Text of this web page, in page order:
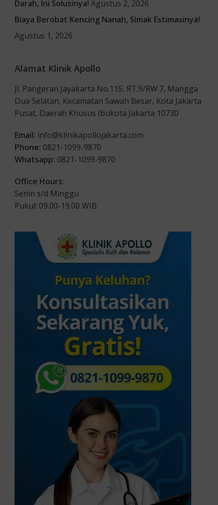
Darah, Ini Solusinya! Agustus 2, 2026
Biaya Berobat Kencing Nanah, Simak Estimasinya!
Agustus 1, 2026
Alamat Klinik Apollo
Jl. Pangeran Jayakarta No.115, RT.9/RW.7, Mangga
Dua Selatan, Kecamatan Sawah Besar, Kota Jakarta
Pusat, Daerah Khusus Ibukota Jakarta 10730
Email: info@klinikapollojakarta.com
Phone: 0821-1099-9870
Whatsapp: 0821-1099-9870
Office Hours:
Senin s/d Minggu
Pukul: 09.00-19.00 WIB